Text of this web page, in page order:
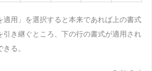
適用」を選択すると本来であれば上の書式
引き継ぐところ、下の行の書式が適用され
る。